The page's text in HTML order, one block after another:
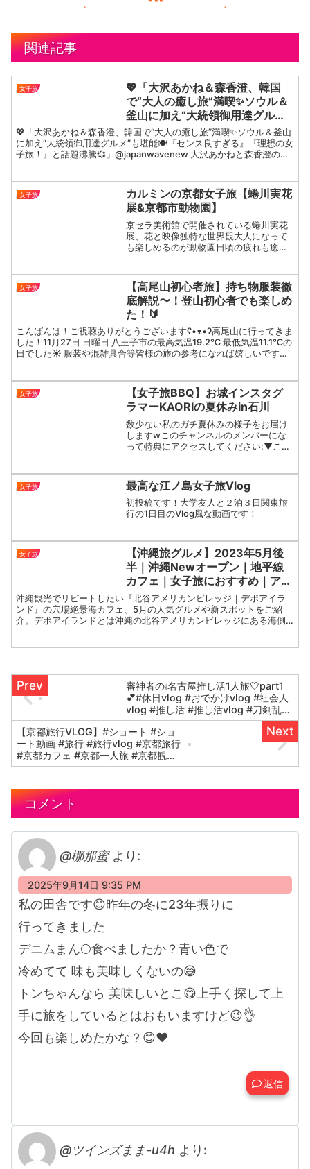
関連記事
女子旅
💖「大沢あかね＆森香澄、韓国
で“大人の癒し旅”満喫✨ソウル＆
釜山に加え“大統領御用達グル
メ”も堪能🍽️『センス良すぎる』
『理想の女子旅！』と話題沸騰
💞」
💖「大沢あかね＆森香澄、韓国で“大人の癒し旅”満喫✨ソウル＆釜山
に加え“大統領御用達グルメ”も堪能🍽️『センス良すぎる』『理想の女
子旅！』と話題沸騰💞」@japanwavenew 大沢あかねと森香澄の韓
女子旅
カルミンの京都女子旅【蜷川実花
展&京都市動物園】
京セラ美術館で開催されている蜷川実花
展、花と映像独特な世界観大人になって
も楽しめるのが動物園日頃の疲れも癒さ
女子旅
【高尾山初心者旅】持ち物服装徹
底解説〜！登山初心者でも楽しめ
た！🔰
こんばんは！ご視聴ありがとうございますʕ•ᴥ•ʔ高尾山に行ってきま
した！11月27日 日曜日 八王子市の最高気温19.2℃ 最低気温11.1℃の
日でした☀︎ 服装や混雑具合等皆様の旅の参考になれば嬉しいです！
女子旅
【女子旅BBQ】お城インスタグ
ラマーKAORIの夏休みin石川
数少ない私のガチ夏休みの様子をお届け
しますwこのチャンネルのメンバーにな
って特典にアクセスしてください:▼この
い:✼••┈┈┈┈┈┈┈┈┈┈┈••✼🟡 イベントの
ご案内【12/4】13:0...
女子旅 最高な江ノ島女子旅Vlog
初投稿です！大学友人と２泊３日関東旅
行の1日目のVlog風な動画です！
女子旅
【沖縄旅グルメ】2023年5月後
半｜沖縄Newオープン｜地平線
カフェ｜女子旅におすすめ｜アメ
リカンビレッジ｜デポアイランド
｜沖縄北谷｜
沖縄観光でリピートしたい『北谷アメリカンビレッジ｜デポアイラ
ンド』の穴場絶景海カフェ、5月の人気グルメや新スポットをご紹
介。デポアイランドとは沖縄の北谷アメリカンビレッジにある海側
審神者の❕名古屋推し活1人旅🤍part1
💕#休日vlog #おでかけvlog #社会人
vlog #推し活 #推し活vlog #刀剣乱舞
#旅行 #旅行vlog #女子旅 #オタクの
日常 #美術館
【京都旅行VLOG】#ショート #ショ
ート動画 #旅行 #旅行vlog #京都旅行
#京都カフェ #京都一人旅 #京都観光
#京都女子旅 #京都 #kyoto
コメント
@梛那蜜 より:
2025年9月14日 9:35 PM
私の田舎です😊昨年の冬に23年振りに
行ってきました
デニムまん🌕️食べましたか？青い色で
冷めてて 味も美味しくないの😅
トンちゃんなら 美味しいとこ😋上手く探して上
手に旅をしているとはおもいますけど😉👌
今回も楽しめたかな？😊❤
返信
@ツインズまま-u4h より: